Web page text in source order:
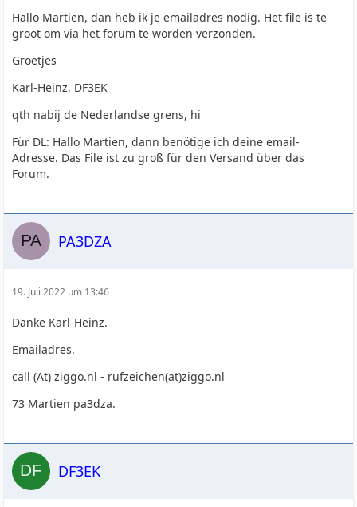
Hallo Martien, dan heb ik je emailadres nodig. Het file is te
groot om via het forum te worden verzonden.
Groetjes
Karl-Heinz, DF3EK
qth nabij de Nederlandse grens, hi
Für DL: Hallo Martien, dann benötige ich deine email-
Adresse. Das File ist zu groß für den Versand über das
Forum.
PA3DZA
19. Juli 2022 um 13:46
Danke Karl-Heinz.
Emailadres.
call (At) ziggo.nl - rufzeichen(at)ziggo.nl
73 Martien pa3dza.
DF3EK